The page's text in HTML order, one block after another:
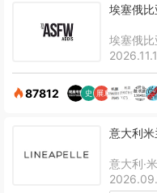
埃塞俄
埃塞俄比
87812
意大利
意大利·